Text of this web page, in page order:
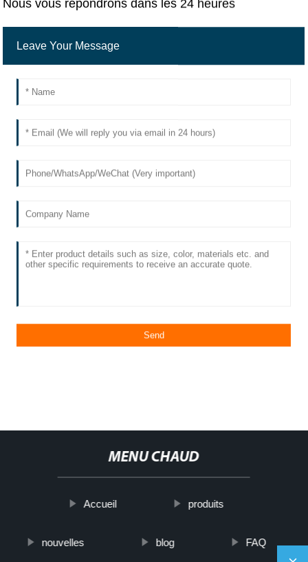
Nous vous répondrons dans les 24 heures
MENU CHAUD
Accueil produits
nouvelles blog FAQ